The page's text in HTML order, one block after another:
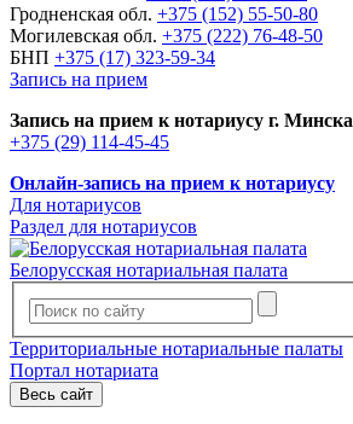
Гродненская обл. +375 (152) 55-50-80
Могилевская обл. +375 (222) 76-48-50
БНП +375 (17) 323-59-34
Запись на прием
Запись на прием к нотариусу г. Минска
+375 (29) 114-45-45
Онлайн-запись на прием к нотариусу
Для нотариусов
Раздел для нотариусов
Белорусская нотариальная палата
Территориальные нотариальные палаты
Портал нотариата
Весь сайт